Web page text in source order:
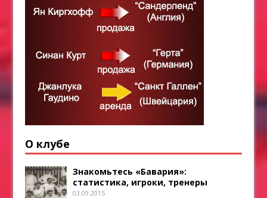
О клубе
Знакомьтесь «Бавария»:
статистика, игроки, тренеры
03.09.2015